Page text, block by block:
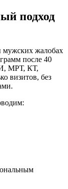
подход
мужских жалобах
после 40
МРТ, КТ,
визитов, без